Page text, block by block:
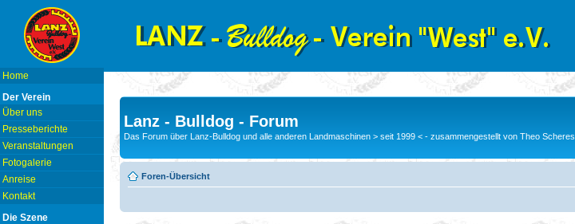
Home
Der Verein
Über uns
Presseberichte
Veranstaltungen
Fotogalerie
Anreise
Kontakt
Die Szene
Lanz - Bulldog - Forum
Das Forum über Lanz-Bulldog und alle anderen Landmaschinen > seit 1999 < - zusammengestellt von Theo Scheres
Foren-Übersicht